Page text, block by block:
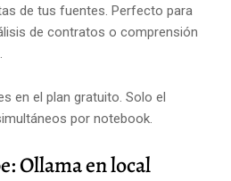
de tus fuentes. Perfecto para
de contratos o comprensión
en el plan gratuito. Solo el
por notebook.
Ollama en local